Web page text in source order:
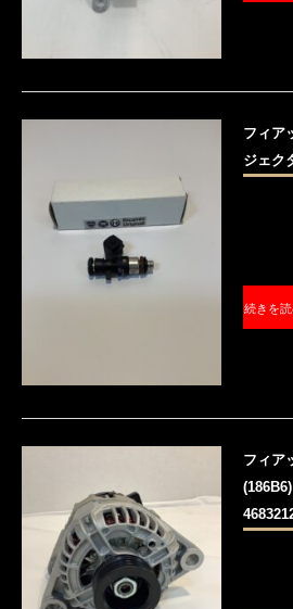
フィア
ジェク
続きを
フィア